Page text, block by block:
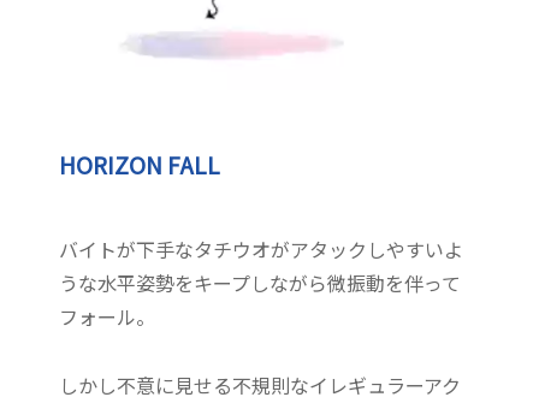
HORIZON FALL
バイトが下手なタチウオがアタックしやすいよ
うな水平姿勢をキープしながら微振動を伴って
フォール。
しかし不意に見せる不規則なイレギュラーアク